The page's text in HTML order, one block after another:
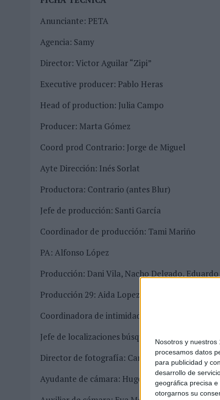
Nosotros y nuestros
procesamos datos
para publicidad y
desarrollo de
geográfica precisa
otorgarnos su
Anunciante: PETA
Agencia: Samy
Director: Victor Aguilar “Zipi”
Executive producer: Pablo Heras
Head of production: Julia Campo
Producer: Marta Gómez
Coord prod Contrario: Jorge de Miguel
Ayte Dirección: Inés Sorlat
Productora: Contrario (antes Blur)
Jefe de producción: Santi García
Coordinador de producción: Tami Mariño
PA: Alfonso López
Producción: Dani Vila, Nacho Delgado,
Producción 29: Aida Lopez
Coordinadora de intimidad: Antonia Diaz
Jefe de localizaciones búsqueda: Juan Bautista
Director de fotografía: Carlos Rodil
Ayudante de cámara: Hugo Domínguez